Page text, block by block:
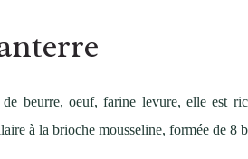
beurre, oeuf, farine levure, elle est
à la brioche mousseline, formée de 8